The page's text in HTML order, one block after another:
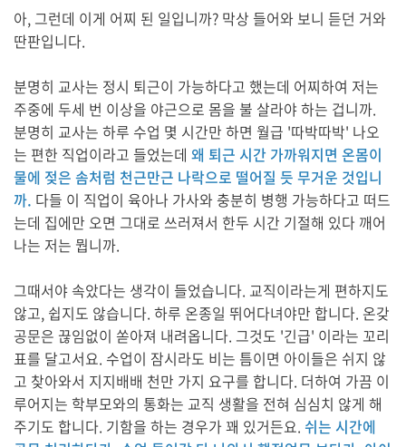
아, 그런데 이게 어찌 된 일입니까? 막상 들어와 보니 듣던 거와
딴판입니다.
분명히 교사는 정시 퇴근이 가능하다고 했는데 어찌하여 저는
주중에 두세 번 이상을 야근으로 몸을 불 살라야 하는 겁니까.
분명히 교사는 하루 수업 몇 시간만 하면 월급 '따박따박' 나오
는 편한 직업이라고 들었는데 왜 퇴근 시간 가까워지면 온몸이
물에 젖은 솜처럼 천근만근 나락으로 떨어질 듯 무거운 것입니
까. 다들 이 직업이 육아나 가사와 충분히 병행 가능하다고 떠드
는데 집에만 오면 그대로 쓰러져서 한두 시간 기절해 있다 깨어
나는 저는 뭡니까.
그때서야 속았다는 생각이 들었습니다. 교직이라는게 편하지도
않고, 쉽지도 않습니다. 하루 온종일 뛰어다녀야만 합니다. 온갖
공문은 끊임없이 쏟아져 내려옵니다. 그것도 '긴급' 이라는 꼬리
표를 달고서요. 수업이 잠시라도 비는 틈이면 아이들은 쉬지 않
고 찾아와서 지지배배 천만 가지 요구를 합니다. 더하여 가끔 이
루어지는 학부모와의 통화는 교직 생활을 전혀 심심치 않게 해
주기도 합니다. 기함을 하는 경우가 꽤 있거든요. 쉬는 시간에